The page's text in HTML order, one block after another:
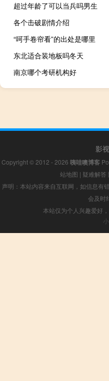
超过年龄了可以当兵吗男生
各个击破剧情介绍
“呵手卷帘看”的出处是哪里
东北适合装地板吗冬天
南京哪个考研机构好
影
Copyright © 2012 - 2026 咦哇噢博客
站地图 | 疑难解答
声明：本站内容来自互联网，如信息有
会及时
本站仅为个人兴趣爱好